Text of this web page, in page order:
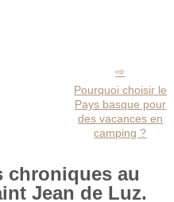
Pourquoi choisir le
Pays basque pour
des vacances en
camping ?
chroniques au
Jean de Luz.